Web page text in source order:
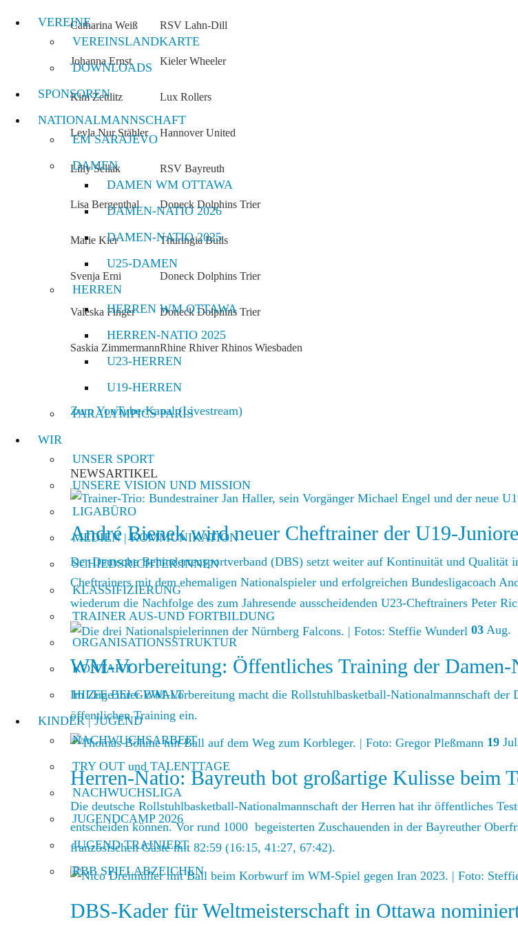
VEREINE
VEREINSLANDKARTE
DOWNLOADS
SPONSOREN
NATIONALMANNSCHAFT
EM SARAJEVO
DAMEN
DAMEN WM OTTAWA
DAMEN-NATIO 2026
DAMEN-NATIO 2025
U25-DAMEN
HERREN
HERREN WM OTTAWA
HERREN-NATIO 2025
U23-HERREN
U19-HERREN
PARALYMPICS PARIS
WIR
UNSER SPORT
UNSERE VISION UND MISSION
LIGABÜRO
MEDIEN | KOMMUNIKATION
SCHIEDSRICHTER:INNEN
KLASSIFIZIERUNG
TRAINER AUS-UND FORTBILDUNG
ORGANISATIONSSTRUKTUR
KONTAKT
HILFE BEI GEWALT
KINDER | JUGEND
NACHWUCHSARBEIT
TRY OUT und TALENTTAGE
NACHWUCHSLIGA
JUGENDCAMP 2026
JUGEND TRAINIERT
RBB SPIELABZEICHEN
Catharina Weiß RSV Lahn-Dill
Johanna Ernst Kieler Wheeler
Kim Zettlitz Lux Rollers
Leyla Nur Stähler Hannover United
Lilly Sellak RSV Bayreuth
Lisa Bergenthal Doneck Dolphins Trier
Marie Kier Thuringia Bulls
Svenja Erni Doneck Dolphins Trier
Valeska Finger Doneck Dolphins Trier
Saskia ZimmermannRhine Rhiver Rhinos Wiesbaden
Zum YouTube-Kanal (Livestream)
NEWSARTIKEL
André Bienek wird neuer Cheftrainer der U19-
Der Deutsche Behindertensportverband (DBS) setzt weiter auf Kontinuität und Qualität
Cheftrainers mit dem ehemaligen Nationalspieler und erfolgreichen Bundesligacoach
wiederum die Nachfolge des zum Jahresende ausscheidenden U23-Cheftrainers Peter
03 Aug.
WM-Vorbereitung: Öffentliches Training der
Im Zuge ihrer WM-Vorbereitung macht die Rollstuhlbasketball-Nationalmannschaft der
öffentlichen Training ein.
19
Herren-Natio: Bayreuth bot großartige Kulisse beim
Die deutsche Rollstuhlbasketball-Nationalmannschaft der Herren hat ihr öffentliches
entscheiden können. Vor rund 1000 begeisterten Zuschauenden in der Bayreuther
französischen Gäste mit 82:59 (16:15, 41:27, 67:42).
DBS-Kader für Weltmeisterschaft in Ottawa